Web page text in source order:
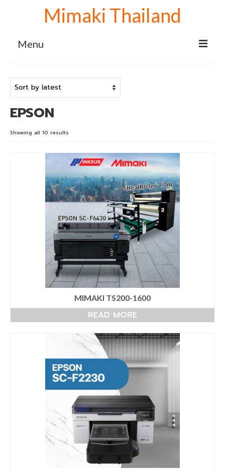
Mimaki Thailand
Menu
เครื่องพิมพ์ Mimaki
Mimaki sublimation
เครื่องพิมพ์ซับลิเมชั่น Mimaki TS100-1600
เครื่องพิมพ์ลายเสื้อ Mimaki TS100+1600
จับคู่ เครื่องรีดโรล 130 cm.
เครื่องปริ้นเสื้อ Mimaki TS100+1600 จับคู่
เครื่องรีดโรล 170 cm.
เครื่องสกรีนผ้า Mimaki TS100+1600 จับคู่
เครื่องรีดโรล 190 cm.
เครื่องพิมพ์ซับลิเมชั่น Mimaki TS55-1800
เครื่องพิมพ์ซับลิเมชั่น Mimaki TS330-1600
เครื่องพิมพ์สกรีน mimaki ts330 จับคู่
Heatroller 1.7m
เครื่องพิมพ์เสื้อ mimaki ts330 จับคู่
เครื่องพิมพ์ซับลิเมชั่น Mimaki Tiger600-
1800TS
เครื่องพิมพ์ซับลิเมชั่น Mimaki TS500P-3200
Mimaki DFT
เครื่องพิมพ์ DFT Mimaki TxF150-75
เครื่องพิมพ์เสื้อยืด จับคู่ เครื่องรีดร้อน
EPSON
Showing all 10 results
MIMAKI TS200-1600
READ MORE